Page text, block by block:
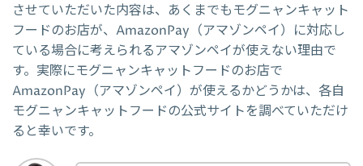
させていただいた内容は、あくまでもモグニャンキャット
フードのお店が、AmazonPay（アマゾンペイ）に対応し
ている場合に考えられるアマゾンペイが使えない理由で
す。実際にモグニャンキャットフードのお店で
AmazonPay（アマゾンペイ）が使えるかどうかは、各自
モグニャンキャットフードの公式サイトを調べていただけ
ると幸いです。